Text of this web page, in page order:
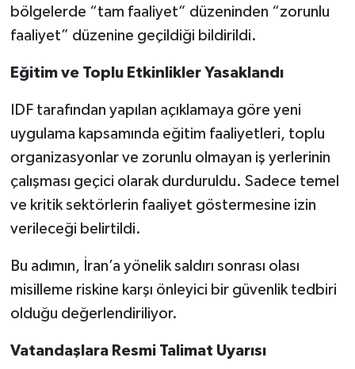
bölgelerde “tam faaliyet” düzeninden “zorunlu
faaliyet” düzenine geçildiği bildirildi.
Eğitim ve Toplu Etkinlikler Yasaklandı
IDF tarafından yapılan açıklamaya göre yeni
uygulama kapsamında eğitim faaliyetleri, toplu
organizasyonlar ve zorunlu olmayan iş yerlerinin
çalışması geçici olarak durduruldu. Sadece temel
ve kritik sektörlerin faaliyet göstermesine izin
verileceği belirtildi.
Bu adımın, İran’a yönelik saldırı sonrası olası
misilleme riskine karşı önleyici bir güvenlik tedbiri
olduğu değerlendiriliyor.
Vatandaşlara Resmi Talimat Uyarısı